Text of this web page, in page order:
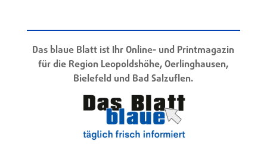
Das blaue Blatt ist Ihr Online- und Printmagazin
für die Region Leopoldshöhe, Oerlinghausen,
Bielefeld und Bad Salzuflen.